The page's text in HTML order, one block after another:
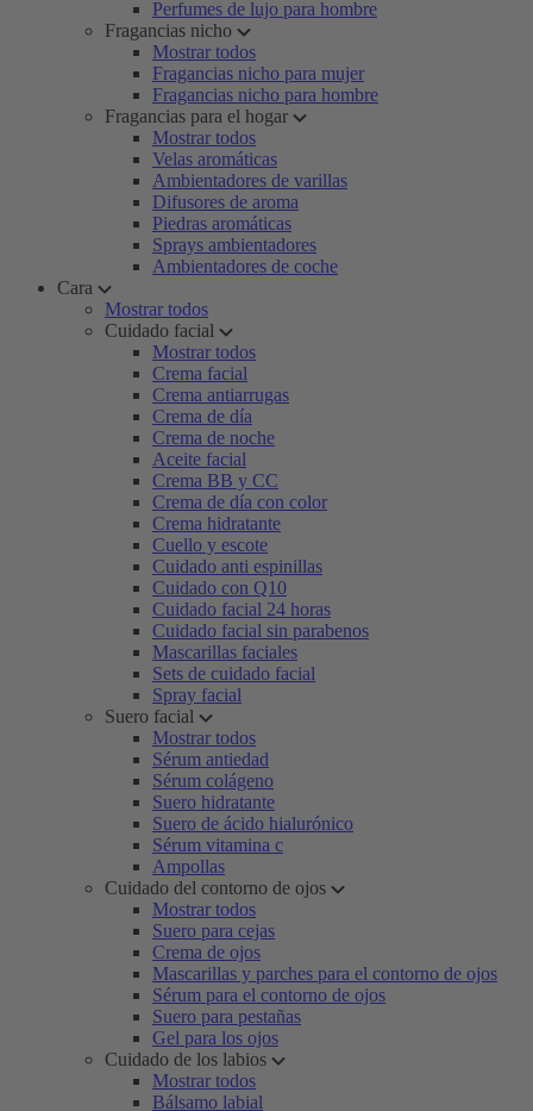
Perfumes de lujo para hombre
Fragancias nicho
Mostrar todos
Fragancias nicho para mujer
Fragancias nicho para hombre
Fragancias para el hogar
Mostrar todos
Velas aromáticas
Ambientadores de varillas
Difusores de aroma
Piedras aromáticas
Sprays ambientadores
Ambientadores de coche
Cara
Mostrar todos
Cuidado facial
Mostrar todos
Crema facial
Crema antiarrugas
Crema de día
Crema de noche
Aceite facial
Crema BB y CC
Crema de día con color
Crema hidratante
Cuello y escote
Cuidado anti espinillas
Cuidado con Q10
Cuidado facial 24 horas
Cuidado facial sin parabenos
Mascarillas faciales
Sets de cuidado facial
Spray facial
Suero facial
Mostrar todos
Sérum antiedad
Sérum colágeno
Suero hidratante
Suero de ácido hialurónico
Sérum vitamina c
Ampollas
Cuidado del contorno de ojos
Mostrar todos
Suero para cejas
Crema de ojos
Mascarillas y parches para el contorno de ojos
Sérum para el contorno de ojos
Suero para pestañas
Gel para los ojos
Cuidado de los labios
Mostrar todos
Bálsamo labial